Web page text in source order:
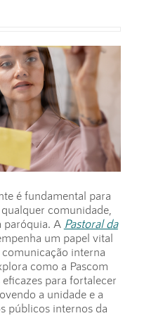
é fundamental para
comunidade,
paróquia. A Pastoral da
um papel vital
interna
como a Pascom
para fortalecer
a unidade e a
públicos internos da